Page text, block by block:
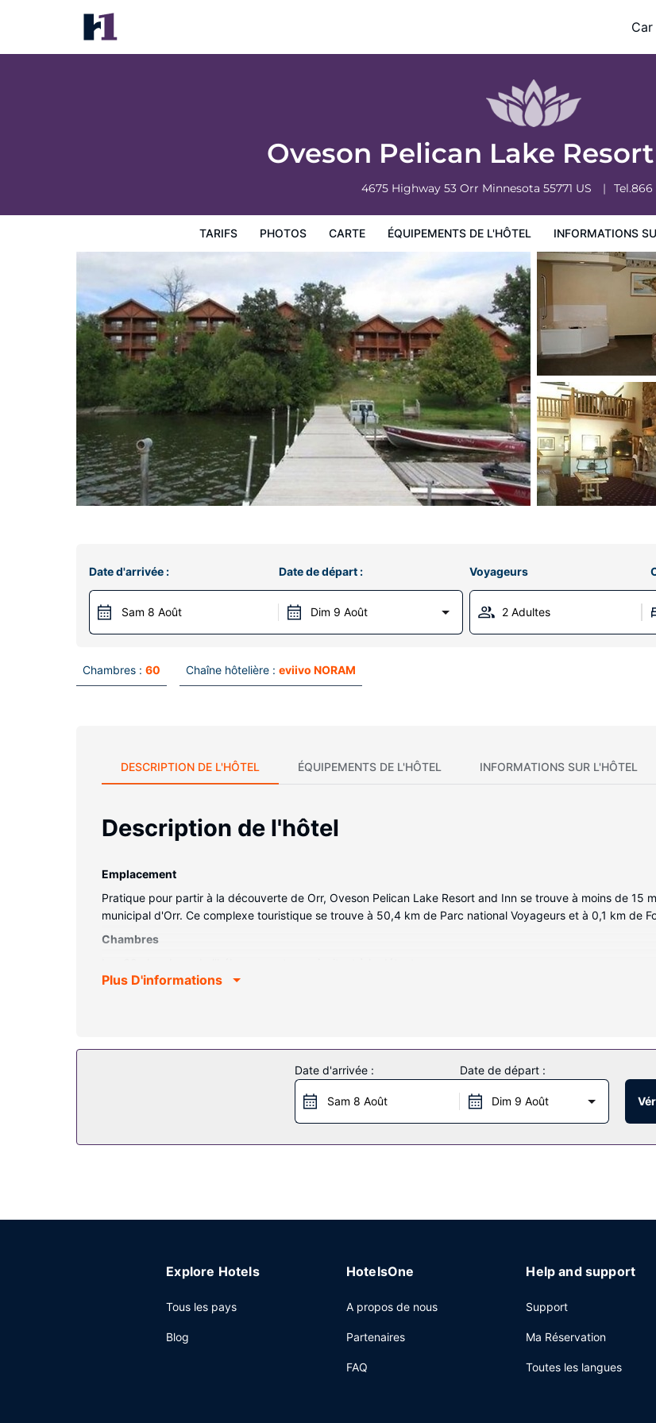
Oveson Pelican Lake
4675 Highway 53 Orr Minnesota 55771 US Tel.866
TARIFS PHOTOS CARTE ÉQUIPEMENTS DE L'HÔTEL INFORMATIONS
Oveson Pelican Lake Resort and Inn
Tarifs
Date d'arrivée :
Sam 8 Août
Date de départ :
Dim 9 Août
Voyageurs
2 Adultes
Chambres : 60 Chaîne hôtelière : eviivo NORAM
DESCRIPTION DE L'HÔTEL ÉQUIPEMENTS DE L'HÔTEL INFORMATIONS SUR L'HÔTEL
Description de l'hôtel
Emplacement
Pratique pour partir à la découverte de Orr, Oveson Pelican Lake Resort and Inn se trouve à moins de 15
municipal d'Orr. Ce complexe touristique se trouve à 50,4 km de Parc national Voyageurs et à 0,1 km de
Chambres
Les services sur place
Autres services
Les équipements et services proposés incluent une réception ouverte 24 h/24, une laverie et un
Plus D'informations
Date d'arrivée :
Sam 8 Août
Date de départ :
Dim 9 Août
Explore Hotels
Tous les pays
Blog
HotelsOne
A propos de nous
Partenaires
FAQ
Help and support
Support
Ma Réservation
Toutes les langues